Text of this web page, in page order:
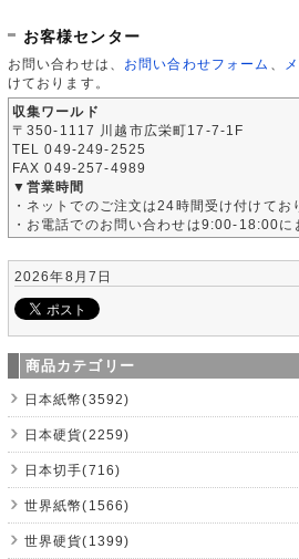
お客様センター
お問い合わせは、 お問い合わせフォーム
けております。
収集ワールド
〒350-1117 川越市広栄町17-7-1F
TEL 049-249-2525
FAX 049-257-4989
▼営業時間
・ネットでのご注文は24時間受け付けてお
・お電話でのお問い合わせは9:00-18:00に
2026年8月7日
商品カテゴリー
日本紙幣(3592)
日本硬貨(2259)
日本切手(716)
世界紙幣(1566)
世界硬貨(1399)